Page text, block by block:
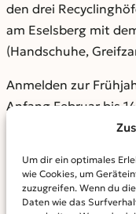
Um dir ein optimales
wie Cookies, um
zuzugreifen. Wenn du
Daten wie das
den drei
am Eselsberg mit
(Handschuhe,
Anmelden zur
Anfang Februar bis
Hier findet man
(größeren) Aktion,
Weitere